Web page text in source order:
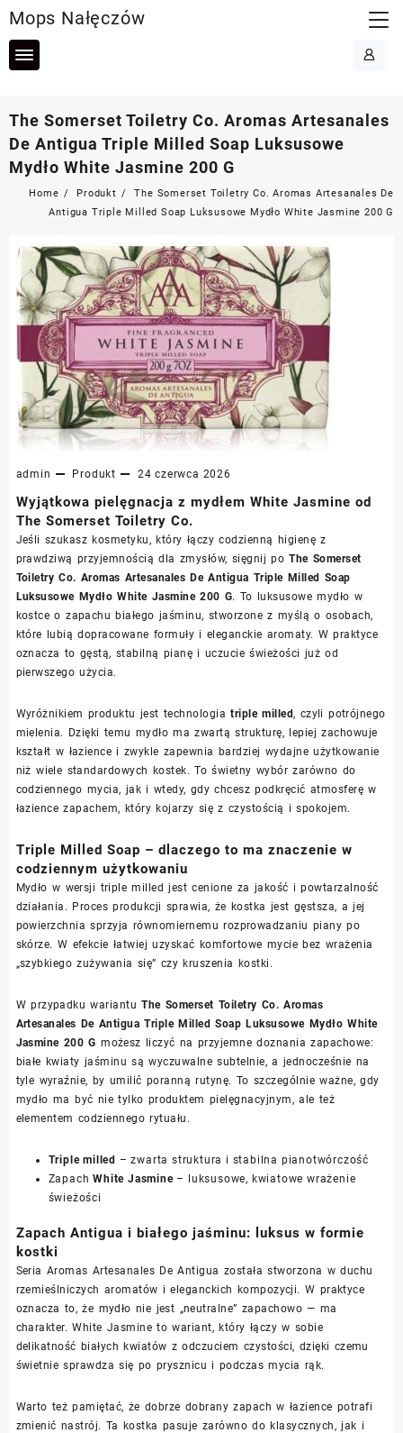
to
content
Mops Nałęczów
The Somerset Toiletry Co. Aromas Artesanales
De Antigua Triple Milled Soap Luksusowe
Mydło White Jasmine 200 G
Home Produkt
The Somerset Toiletry Co. Aromas Artesanales De
Antigua Triple Milled Soap Luksusowe Mydło White Jasmine 200 G
admin Produkt 24 czerwca 2026
Wyjątkowa pielęgnacja z mydłem White Jasmine od
The Somerset Toiletry Co.
Jeśli szukasz kosmetyku, który łączy codzienną higienę z
prawdziwą przyjemnością dla zmysłów, sięgnij poThe Somerset
Toiletry Co. Aromas Artesanales De Antigua Triple Milled Soap
Luksusowe Mydło White Jasmine 200 G. To luksusowe mydło w
kostce o zapachu białego jaśminu, stworzone z myślą o osobach,
które lubią dopracowane formuły i eleganckie aromaty. W praktyce
oznacza to gęstą, stabilną pianę i uczucie świeżości już od
pierwszego użycia.
Wyróżnikiem produktu jest technologiatriple milled, czyli potrójnego
mielenia. Dzięki temu mydło ma zwartą strukturę, lepiej zachowuje
kształt w łazience i zwykle zapewnia bardziej wydajne użytkowanie
niż wiele standardowych kostek. To świetny wybór zarówno do
codziennego mycia, jak i wtedy, gdy chcesz podkręcić atmosferę w
łazience zapachem, który kojarzy się z czystością i spokojem.
Triple Milled Soap – dlaczego to ma znaczenie w
codziennym użytkowaniu
Mydło w wersji triple milled jest cenione za jakość i powtarzalność
działania. Proces produkcji sprawia, że kostka jest gęstsza, a jej
powierzchnia sprzyja równomiernemu rozprowadzaniu piany po
skórze. W efekcie łatwiej uzyskać komfortowe mycie bez wrażenia
„szybkiego zużywania się” czy kruszenia kostki.
W przypadku wariantuThe Somerset Toiletry Co. Aromas
Artesanales De Antigua Triple Milled Soap Luksusowe Mydło White
Jasmine 200 G możesz liczyć na przyjemne doznania zapachowe:
białe kwiaty jaśminu są wyczuwalne subtelnie, a jednocześnie na
tyle wyraźnie, by umilić poranną rutynę. To szczególnie ważne, gdy
mydło ma być nie tylko produktem pielęgnacyjnym, ale też
elementem codziennego rytuału.
Triple milled – zwarta struktura i stabilna pianotwórczość
ZapachWhite Jasmine– luksusowe, kwiatowe wrażenie
świeżości
Zapach Antigua i białego jaśminu: luksus w formie
kostki
Seria Aromas Artesanales De Antigua została stworzona w duchu
rzemieślniczych aromatów i eleganckich kompozycji. W praktyce
oznacza to, że mydło nie jest „neutralne” zapachowo — ma
charakter. White Jasmine to wariant, który łączy w sobie
delikatność białych kwiatów z odczuciem czystości, dzięki czemu
świetnie sprawdza się po prysznicu i podczas mycia rąk.
Warto też pamiętać, że dobrze dobrany zapach w łazience potrafi
zmienić nastrój. Ta kostka pasuje zarówno do klasycznych, jak i